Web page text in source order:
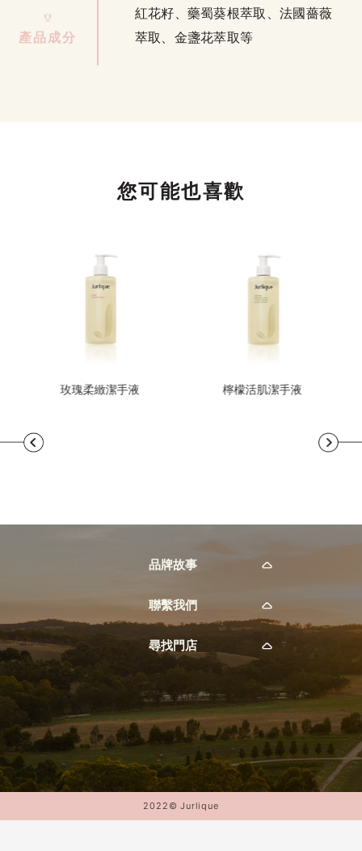
產品成分
紅花籽、藥蜀葵根萃取、法國薔薇
萃取、金盞花萃取等
您可能也喜歡
玫瑰柔緻潔手液 檸檬活肌潔手液
品牌故事
聯繫我們
尋找門店
2022© Jurlique